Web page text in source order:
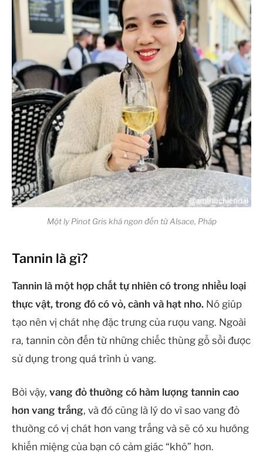
Một ly Pinot Gris khá ngon đến từ Alsace, Pháp
Tannin là gì?
Tannin là một hợp chất tự nhiên có trong nhiều loại
thực vật, trong đó có vỏ, cành và hạt nho. Nó giúp
tạo nên vị chát nhẹ đặc trưng của rượu vang. Ngoài
ra, tannin còn đến từ những chiếc thùng gỗ sồi được
sử dụng trong quá trình ủ vang.
Bởi vậy, vang đỏ thường có hàm lượng tannin cao
hơn vang trắng, và đó cũng là lý do vì sao vang đỏ
thường có vị chát hơn vang trắng và sẽ có xu hướng
khiến miệng của bạn có cảm giác “khô” hơn.